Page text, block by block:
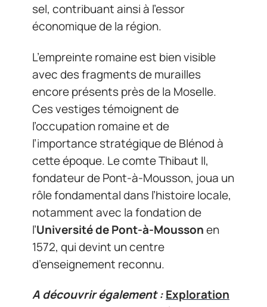
sel, contribuant ainsi à l’essor
économique de la région.
L’empreinte romaine est bien visible
avec des fragments de murailles
encore présents près de la Moselle.
Ces vestiges témoignent de
l’occupation romaine et de
l’importance stratégique de Blénod à
cette époque. Le comte Thibaut II,
fondateur de Pont-à-Mousson, joua un
rôle fondamental dans l’histoire locale,
notamment avec la fondation de
l’Université de Pont-à-Moussonen
1572, qui devint un centre
d’enseignement reconnu.
A découvrir également :Exploration